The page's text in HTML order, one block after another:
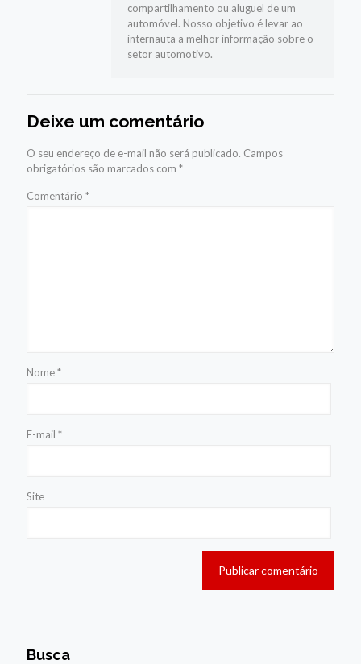
compartilhamento ou aluguel de um
automóvel. Nosso objetivo é levar ao
internauta a melhor informação sobre o
setor automotivo.
Deixe um comentário
O seu endereço de e-mail não será publicado. Campos
obrigatórios são marcados com *
Comentário *
Nome*
E-mail *
Site
Busca